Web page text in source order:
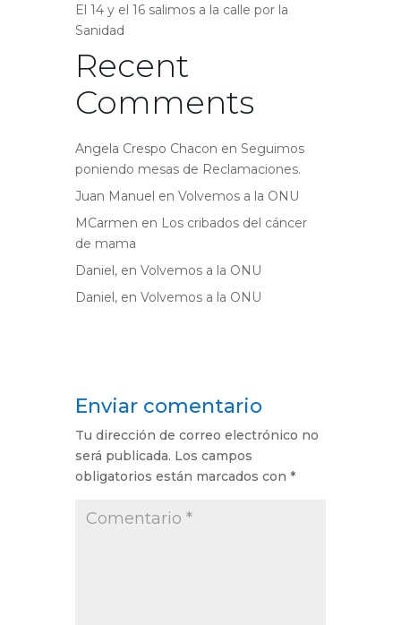
El 14 y el 16 salimos a la calle por la
Sanidad
Recent
Comments
Angela Crespo Chacon en Seguimos
poniendo mesas de Reclamaciones.
Juan Manuel en Volvemos a la ONU
MCarmen en Los cribados del cáncer
de mama
Daniel, en Volvemos a la ONU
Daniel, en Volvemos a la ONU
Enviar comentario
Tu dirección de correo electrónico no
será publicada. Los campos
obligatorios están marcados con *